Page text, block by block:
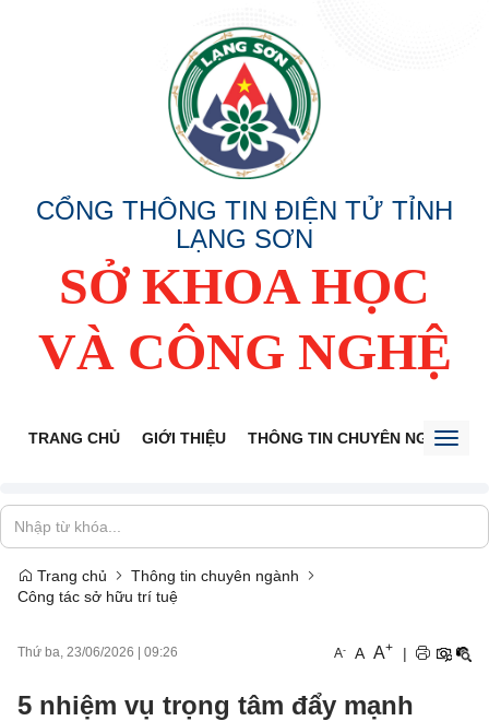
CỔNG THÔNG TIN ĐIỆN TỬ TỈNH
LẠNG SƠN
SỞ KHOA HỌC
VÀ CÔNG NGHỆ
TRANG CHỦ GIỚI THIỆU THÔNG TIN CHUYÊN NGÀNH
Trang chủ
Thông tin chuyên ngành
Công tác sở hữu trí tuệ
Thứ ba, 23/06/2026 09:26 A- A A+ |
5 nhiệm vụ trọng tâm đẩy mạnh